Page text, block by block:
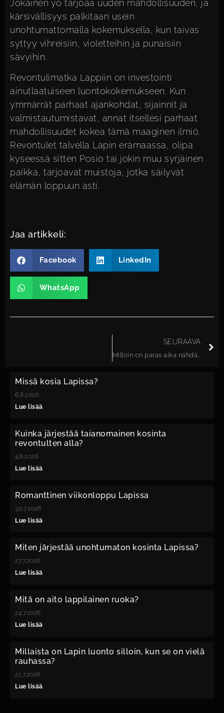
Jokainen yö tarjoaa uuden mahdollisuuden, ja
kärsivällisyys palkitaan usein
unohtumattomalla kokemuksella, kun taivas
syttyy vihreisiin, violetteihin ja punaisiin
sävyihin.
Revontulimatka Lappiin on investointi
ainutlaatuiseen luontokokemukseen. Kun
ymmärrät parhaat ajankohdat, sijainnit ja
valmistautumistavat, annat itsellesi parhaat
mahdollisuudet kokea tämä maaginen ilmiö.
Revontulet talvella Lapin erämaassa, olipa
kyseessä sitten Posio tai jokin muu syrjäinen
paikka, tarjoavat muistoja, jotka säilyvät
elämän loppuun asti.
Jaa artikkeli:
Facebook LinkedIn
WhatsApp
SEURAAVA
Missä kosia Lapissa?
6.8.2026
Lue lisää
Kuinka järjestää taianomainen kosinta
revontulten alla?
4.8.2026
Lue lisää
Romanttinen viikonloppu Lapissa
30.7.2026
Lue lisää
Miten järjestää unohtumaton kosinta Lapissa?
27.7.2026
Lue lisää
Mitä on aito lappilainen ruoka?
24.7.2026
Lue lisää
Millaista on Lapin luonto silloin, kun se on vielä
rauhassa?
21.7.2026
Lue lisää